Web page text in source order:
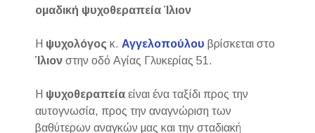
ομαδική ψυχοθεραπεία Ίλιον
Η ψυχολόγος κ. Αγγελοπούλου βρίσκεται στο
Ίλιον στην οδό Αγίας Γλυκερίας 51.
Η ψυχοθεραπεία είναι ένα ταξίδι προς την
αυτογνωσία, προς την αναγνώριση των
βαθύτερων αναγκών μας και την σταδιακή